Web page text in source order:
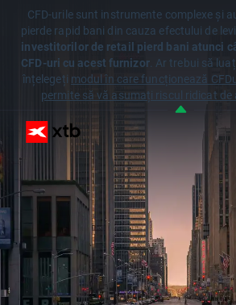
CFD-urile sunt instrumente complexe și
pierde rapid bani din cauza efectului de
investitorilor de retail pierd bani atunci
CFD-uri cu acest furnizor. Ar trebui să
înțelegeți modul în care funcționează
permite să vă asumați riscul ridicat de